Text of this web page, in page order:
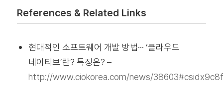
References & Related Links
현대적인 소프트웨어 개발 방법··· ‘클라우드
네이티브’란? 특징은? –
http://www.ciokorea.com/news/